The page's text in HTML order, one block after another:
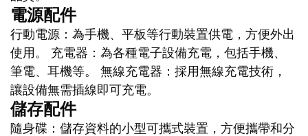
電源配件
行動電源：為手機、平板等行動裝置供電，方便外出
使用。 充電器：為各種電子設備充電，包括手機、
筆電、耳機等。 無線充電器：採用無線充電技術，
讓設備無需插線即可充電。
儲存配件
隨身碟：儲存資料的小型可攜式裝置，方便攜帶和分